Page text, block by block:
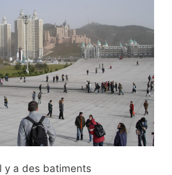
y a des batiments